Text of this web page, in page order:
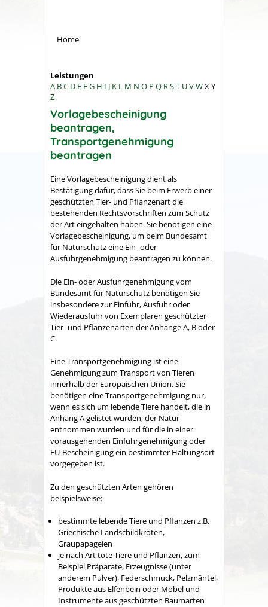
Home
Leistungen
A BC D E FG H I J K L M N O P Q RST UVWXY
Z
Vorlagebescheinigung
beantragen,
Transportgenehmigung
beantragen
Eine Vorlagebescheinigung dient als
Bestätigung dafür, dass Sie beim Erwerb einer
geschützten Tier- und Pflanzenart die
bestehenden Rechtsvorschriften zum Schutz
der Art eingehalten haben. Sie benötigen eine
Vorlagebescheinigung, um beim Bundesamt
für Naturschutz eine Ein- oder
Ausfuhrgenehmigung beantragen zu können.
Die Ein- oder Ausfuhrgenehmigung vom
Bundesamt für Naturschutz benötigen Sie
insbesondere zur Einfuhr, Ausfuhr oder
Wiederausfuhr von Exemplaren geschützter
Tier- und Pflanzenarten der Anhänge A, B oder
C.
Eine Transportgenehmigung ist eine
Genehmigung zum Transport von Tieren
innerhalb der Europäischen Union. Sie
benötigen eine Transportgenehmigung nur,
wenn es sich um lebende Tiere handelt, die in
Anhang A gelistet wurden, der Natur
entnommen wurden und für die in einer
vorausgehenden Einfuhrgenehmigung oder
EU-Bescheinigung ein bestimmter Haltungsort
vorgegeben ist.
Zu den geschützten Arten gehören
beispielsweise:
bestimmte lebende Tiere und Pflanzen z.B.
Griechische Landschildkröten,
Graupapageien
je nach Art tote Tiere und Pflanzen, zum
Beispiel Präparate, Erzeugnisse (unter
anderem Pulver), Federschmuck, Pelzmäntel,
Produkte aus Elfenbein oder Möbel und
Instrumente aus geschützten Baumarten